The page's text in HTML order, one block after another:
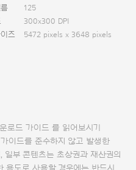
125
300x300 DPI
즈 5472 pixels x 3648 pixels
로드 가이드 를 읽어보시기
이드를 준수하지 않고 발생한
일부 콘텐츠는 초상권과 재산권의
용도로 사용할 경우에는 반드시